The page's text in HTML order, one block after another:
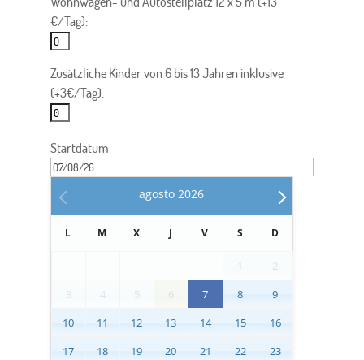
€/Tag):
Zusätzliche Kinder von 6 bis 13 Jahren inklusive
(+3€/Tag):
Startdatum
agosto 2026
L M X J V S D
1
2
3
4 5 6 7 8
9
10
11 12 13 14 15
16
17
18 19 20 21 22
23